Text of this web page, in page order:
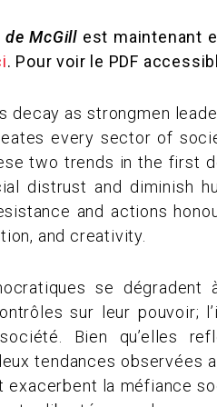
de McGill est maintenant
. Pour voir le PDF
decay as strongmen
every sector of
two trends in the first
distrust and diminish
and actions
and creativity.
se
sur leur pouvoir;
Bien qu’elles
tendances observées
la méfiance